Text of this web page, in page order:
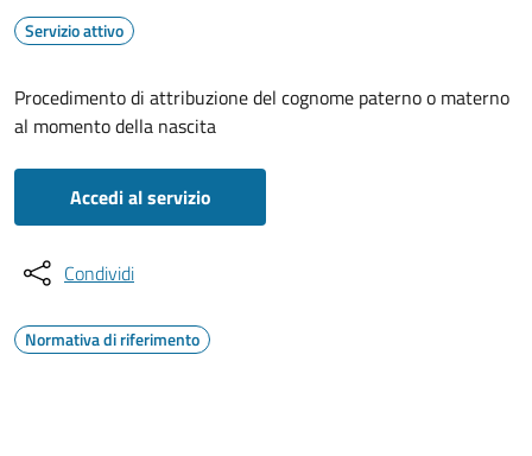
Servizio attivo
Procedimento di attribuzione del cognome paterno o materno
al momento della nascita
Accedi al servizio
Condividi
Normativa di riferimento